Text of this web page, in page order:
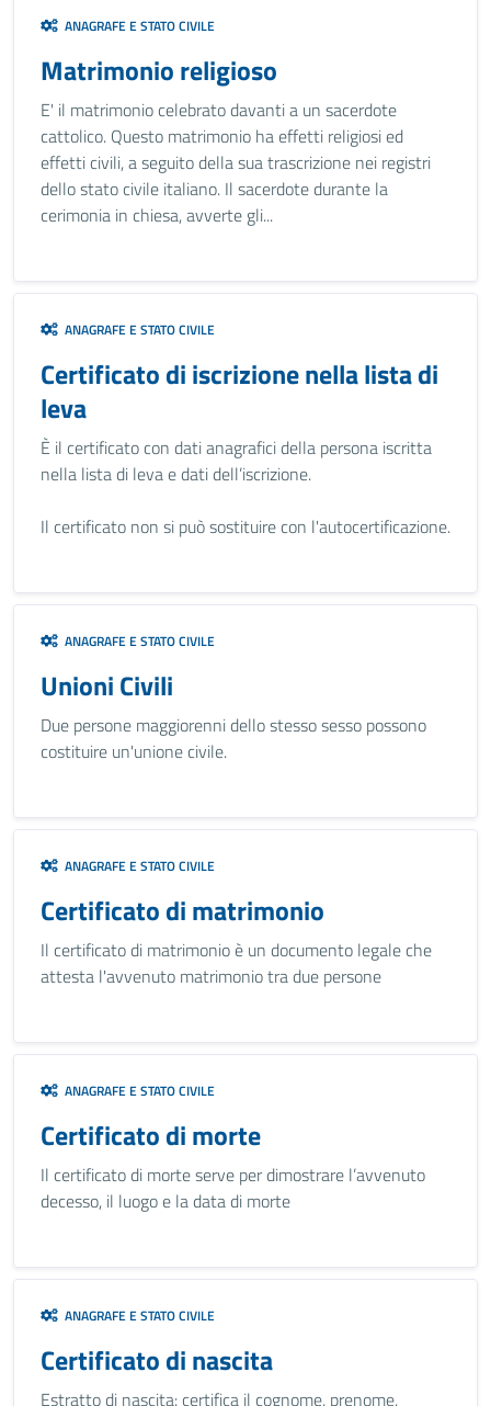
ANAGRAFE E STATO CIVILE
Matrimonio religioso
E' il matrimonio celebrato davanti a un sacerdote
cattolico. Questo matrimonio ha effetti religiosi ed
effetti civili, a seguito della sua trascrizione nei registri
dello stato civile italiano. Il sacerdote durante la
cerimonia in chiesa, avverte gli...
ANAGRAFE E STATO CIVILE
Certificato di iscrizione nella lista di
leva
È il certificato con dati anagrafici della persona iscritta
nella lista di leva e dati dell’iscrizione.
Il certificato non si può sostituire con l'autocertificazione.
ANAGRAFE E STATO CIVILE
Unioni Civili
Due persone maggiorenni dello stesso sesso possono
costituire un'unione civile.
ANAGRAFE E STATO CIVILE
Certificato di matrimonio
Il certificato di matrimonio è un documento legale che
attesta l'avvenuto matrimonio tra due persone
ANAGRAFE E STATO CIVILE
Certificato di morte
Il certificato di morte serve per dimostrare l’avvenuto
decesso, il luogo e la data di morte
ANAGRAFE E STATO CIVILE
Certificato di nascita
Estratto di nascita: certifica il cognome, prenome,